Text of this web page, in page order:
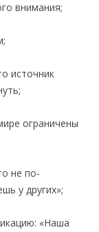
внимания;
источник
ограничены
не по-
у других»;
«Наша